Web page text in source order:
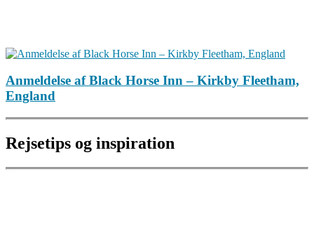
Anmeldelse af Black Horse Inn – Kirkby Fleetham,
England
Rejsetips og inspiration